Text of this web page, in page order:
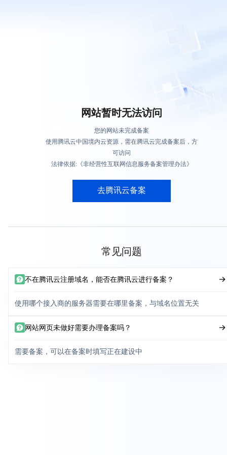
网站暂时无法访问
您的网站未完成备案
使用腾讯云中国境内云资源，需在腾讯云完成备案后，方
可访问
法律依据:《非经营性互联网信息服务备案管理办法》
去腾讯云备案
常见问题
不在腾讯云注册域名，能否在腾讯云进行备案？
使用哪个接入商的服务器需要在哪里备案，与域名位置无关
网站网页未做好需要办理备案吗？
需要备案，可以在备案时填写正在建设中